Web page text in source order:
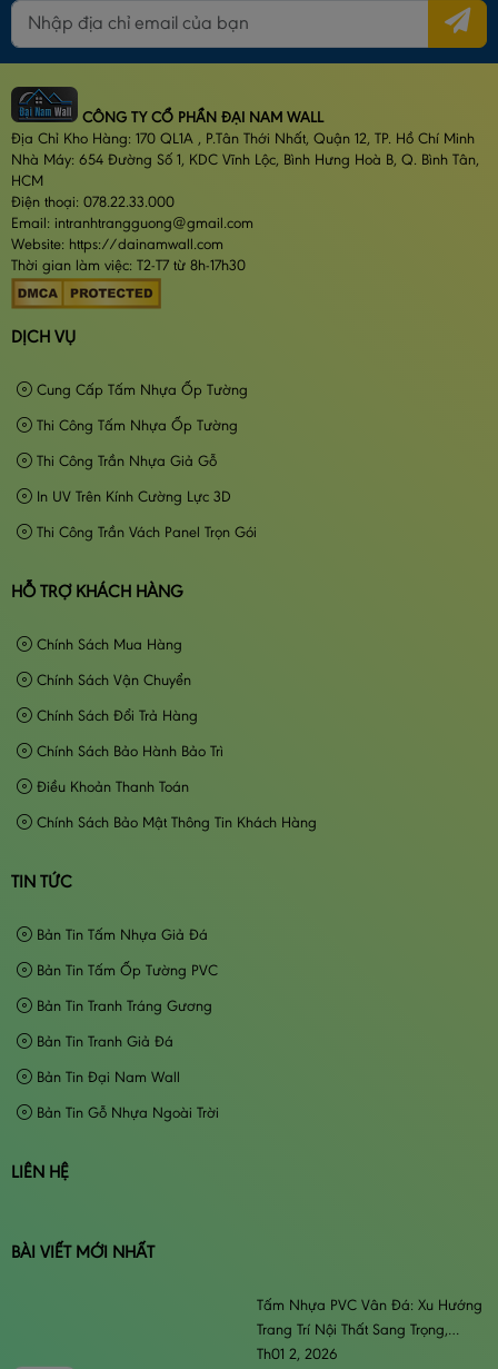
CÔNG TY CỔ PHẦN ĐẠI NAM WALL
Địa Chỉ Kho Hàng: 170 QL1A , P.Tân Thới Nhất, Quận 12, TP. Hồ Chí Minh
Nhà Máy: 654 Đường Số 1, KDC Vĩnh Lộc, Bình Hưng Hoà B, Q. Bình Tân,
HCM
Điện thoại: 078.22.33.000
Email: intranhtrangguong@gmail.com
Website: https://dainamwall.com
Thời gian làm việc: T2-T7 từ 8h-17h30
DỊCH VỤ
Cung Cấp Tấm Nhựa Ốp Tường
Thi Công Tấm Nhựa Ốp Tường
Thi Công Trần Nhựa Giả Gỗ
In UV Trên Kính Cường Lực 3D
Thi Công Trần Vách Panel Trọn Gói
HỖ TRỢ KHÁCH HÀNG
Chính Sách Mua Hàng
Chính Sách Vận Chuyển
Chính Sách Đổi Trả Hàng
Chính Sách Bảo Hành Bảo Trì
Điều Khoản Thanh Toán
Chính Sách Bảo Mật Thông Tin Khách Hàng
TIN TỨC
Bản Tin Tấm Nhựa Giả Đá
Bản Tin Tấm Ốp Tường PVC
Bản Tin Tranh Tráng Gương
Bản Tin Tranh Giả Đá
Bản Tin Đại Nam Wall
Bản Tin Gỗ Nhựa Ngoài Trời
LIÊN HỆ
BÀI VIẾT MỚI NHẤT
Tấm Nhựa PVC Vân Đá: Xu Hướng
Trang Trí Nội Thất Sang Trọng,
Đẳng Cấp & Bền Bỉ
Th01 2, 2026